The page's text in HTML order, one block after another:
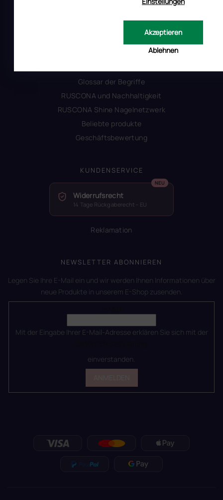
Ablehnen
Akzeptieren
INFORMATIONEN FÜR SIE
Glossar der Begriffe
RUSCONA und Nachhaltigkeit
RUSCONA Shine Nagelnetzwerk
Beliebte produkte
Geschäftsbewertung
KUNDENSERVICE
Widerrufsrecht
14 Tage Rückgaberecht – EU
Reklamation
NEWSLETTER ABONNIEREN
Legen Sie Ihre E-Mail ein und wir werden Ihnen Informationen über
neue Produkte in unserem E-Shop zusenden.
Mit der Eingabe Ihrer E-Mail-Adresse erklären Sie sich mit der
einverstanden.